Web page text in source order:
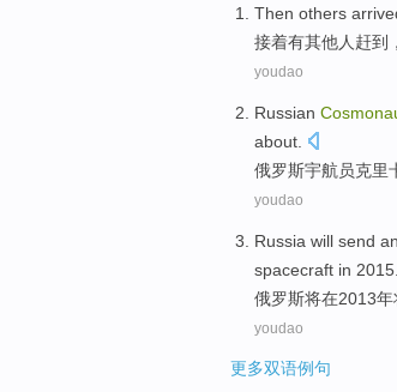
Then others
接着有其他人 赶到 ，
youdao
Russian
about.
俄罗斯宇航员克里
youdao
Russia will send an
spacecraft in 2015.
俄罗斯将在2013年
youdao
更多双语例句